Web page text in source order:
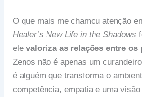
O que mais me chamou atenção
Healer’s New Life in the Shadows
elevaloriza as relações entre os
Zenos não é apenas um
é alguém que transforma o
competência, empatia e uma